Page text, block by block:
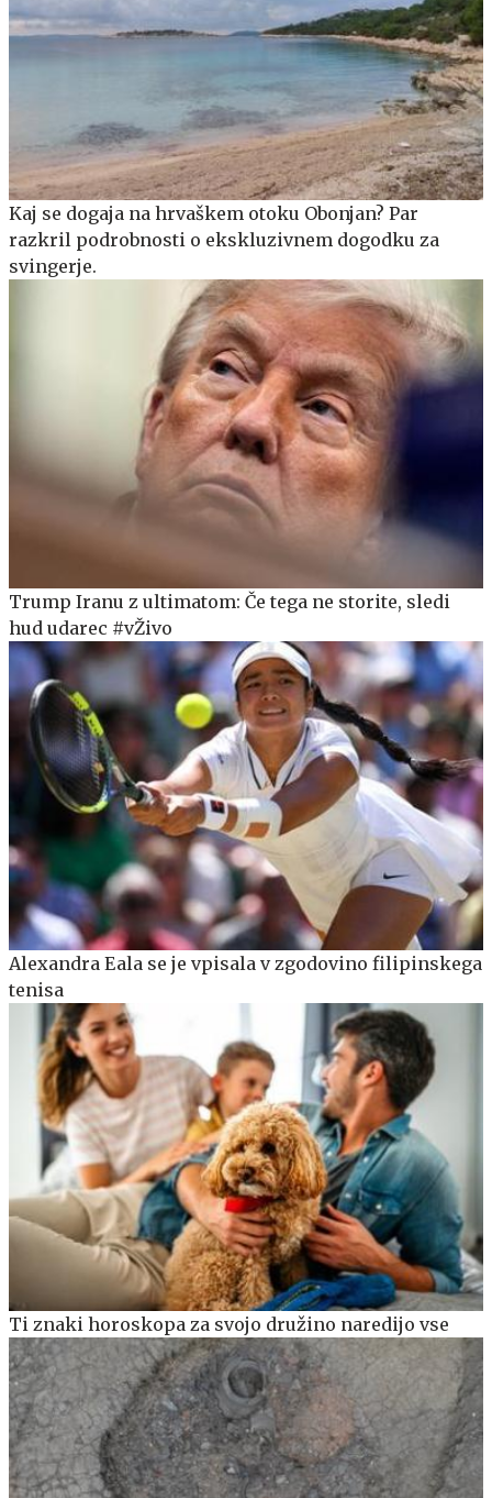
Kaj se dogaja na hrvaškem otoku Obonjan? Par
razkril podrobnosti o ekskluzivnem dogodku za
svingerje.
Trump Iranu z ultimatom: Če tega ne storite, sledi
hud udarec #vŽivo
Alexandra Eala se je vpisala v zgodovino filipinskega
tenisa
Ti znaki horoskopa za svojo družino naredijo vse